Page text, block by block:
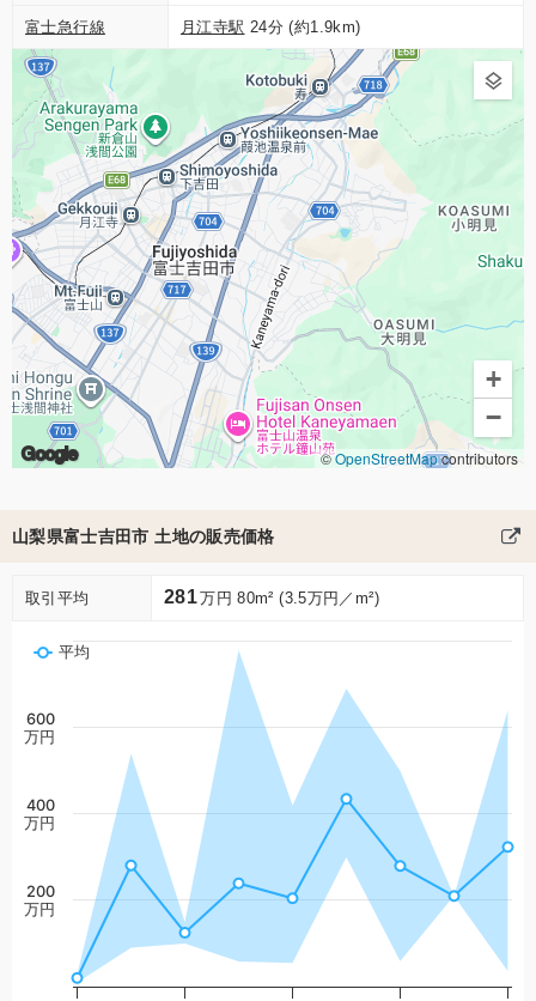
富士急行線 月江寺駅 24分 (約1.9km)
Google
+
−
©OpenStreetMapcontributors
山梨県富士吉田市 土地の販売価格
取引平均 281万円 80m² (3.5万円／m²)
平均
200
万円
400
万円
600
万円